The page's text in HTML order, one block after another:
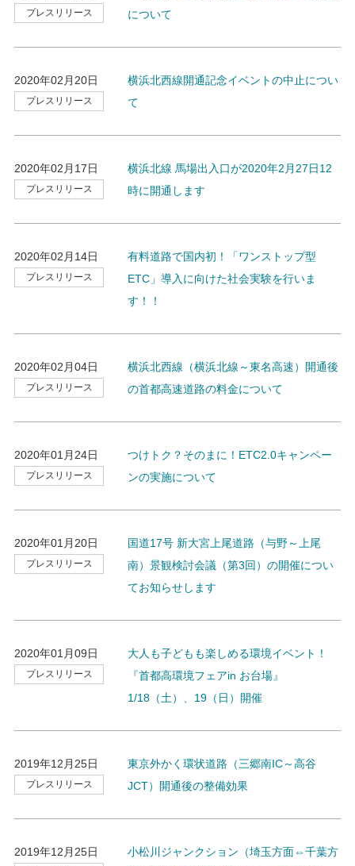
プレスリリース
について
2020年02月20日
プレスリリース
横浜北西線開通記念イベントの中止につい
て
2020年02月17日
プレスリリース
横浜北線 馬場出入口が2020年2月27日12
時に開通します
2020年02月14日
プレスリリース
有料道路で国内初！「ワンストップ型
ETC」導入に向けた社会実験を行いま
す！！
2020年02月04日
プレスリリース
横浜北西線（横浜北線～東名高速）開通後
の首都高速道路の料金について
2020年01月24日
プレスリリース
つけトク？そのまに！ETC2.0キャンペー
ンの実施について
2020年01月20日
プレスリリース
国道17号 新大宮上尾道路（与野～上尾
南）景観検討会議（第3回）の開催につい
てお知らせします
2020年01月09日
プレスリリース
大人も子どもも楽しめる環境イベント！
『首都高環境フェアin お台場』
1/18（土）、19（日）開催
2019年12月25日
プレスリリース
東京外かく環状道路（三郷南IC～高谷
JCT）開通後の整備効果
2019年12月25日
小松川ジャンクション（埼玉方面⇔千葉方